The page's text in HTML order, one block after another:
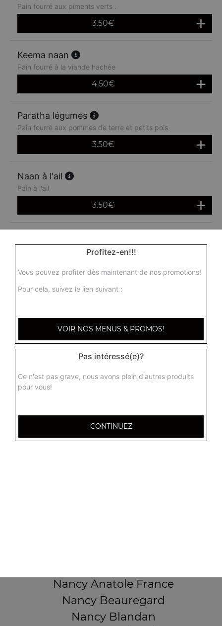
Pain fourré aux piments verts .
3.50€
Keema naan
Pain fourré à la viande hachée
4.50€
Paratha légumes
Pain fourré aux pommes de terre et petits pois
3.50€
Naan à l'ail
Pain à l'ail
3.50€
Pain fourré avec des raisins secs
4.50€
Nancy Anatole France
Nancy Beauregard
Nancy Blandan
Profitez-en!!!
Vous pouvez profiter dès maintenant de nos promotions!
Pour cela, suivez le lien suivant :
VOIR NOS MENUS & PROMOS!
Pas intéressé(e)?
Ce n'est pas grave, nous avons plein d'autres produits
pour vous!
CONTINUEZ